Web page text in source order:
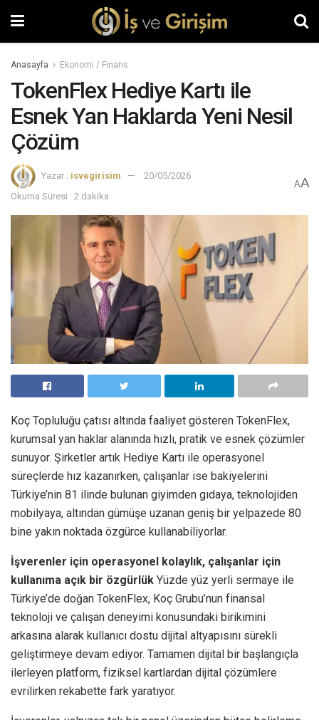
Anasayfa Ekonomi / Finans
TokenFlex Hediye Kartı ile
Esnek Yan Haklarda Yeni Nesil
Çözüm
Yazar : isvegirisim
20/05/2026
Okuma Süresi : 2 dakika
AA
Koç Topluluğu çatısı altında faaliyet gösteren TokenFlex,
kurumsal yan haklar alanında hızlı, pratik ve esnek çözümler
sunuyor. Şirketler artık Hediye Kartı ile operasyonel
süreçlerde hız kazanırken, çalışanlar ise bakiyelerini
Türkiye’nin 81 ilinde bulunan giyimden gıdaya, teknolojiden
mobilyaya, altından gümüşe uzanan geniş bir yelpazede 80
bine yakın noktada özgürce kullanabiliyorlar.
İşverenler için operasyonel kolaylık, çalışanlar için
kullanıma açık bir özgürlük Yüzde yüz yerli sermaye ile
Türkiye’de doğan TokenFlex, Koç Grubu’nun finansal
teknoloji ve çalışan deneyimi konusundaki birikimini
arkasına alarak kullanıcı dostu dijital altyapısını sürekli
geliştirmeye devam ediyor. Tamamen dijital bir başlangıçla
ilerleyen platform, fiziksel kartlardan dijital çözümlere
evrilirken rekabette fark yaratıyor.